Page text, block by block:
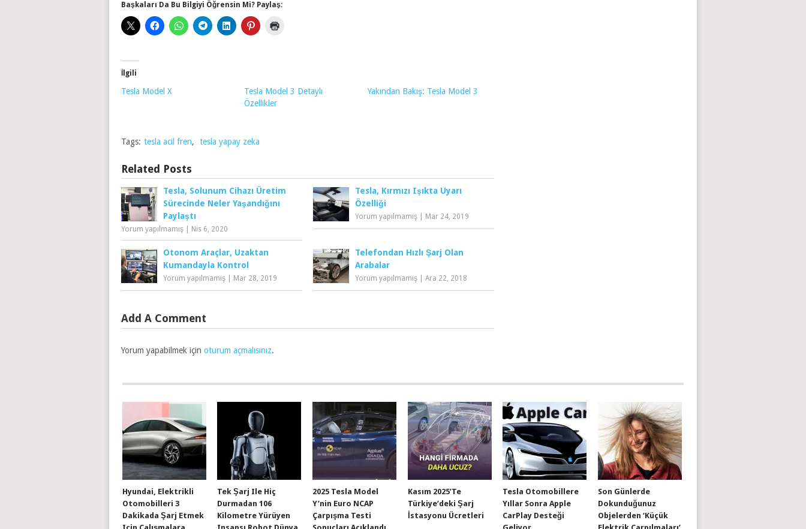
Başkaları Da Bu Bilgiyi Öğrensin Mi? Paylaş:
İlgili
Tesla Model X
Tesla Model 3 Detaylı
Özellikler
Yakından Bakış: Tesla Model 3
Tags: tesla acil fren, tesla yapay zeka
Related Posts
Tesla, Solunum Cihazı Üretim
Sürecinde Neler Yaşandığını
Paylaştı
Yorum yapılmamış Nis 6, 2020
Tesla, Kırmızı Işıkta Uyarı
Özelliği
Yorum yapılmamış Mar 24, 2019
Otonom Araçlar, Uzaktan
Kumandayla Kontrol
Yorum yapılmamış Mar 28, 2019
Telefondan Hızlı Şarj Olan
Arabalar
Yorum yapılmamış |Ara 22, 2018
Add A Comment
Yorum yapabilmek için oturum açmalısınız.
Hyundai, Elektrikli
Otomobilleri 3
Dakikada Şarj Etmek
Tek Şarj Ile Hiç
Durmadan 106
Kilometre Yürüyen
2025 Tesla Model
Y’nin Euro NCAP
Çarpışma Testi
Kasım 2025’te
Türkiye’deki Şarj
İstasyonu Ücretleri
Tesla Otomobillere
Yıllar Sonra Apple
CarPlay Desteği
Son Günlerde
Dokunduğunuz
Objelerden ‘Küçük